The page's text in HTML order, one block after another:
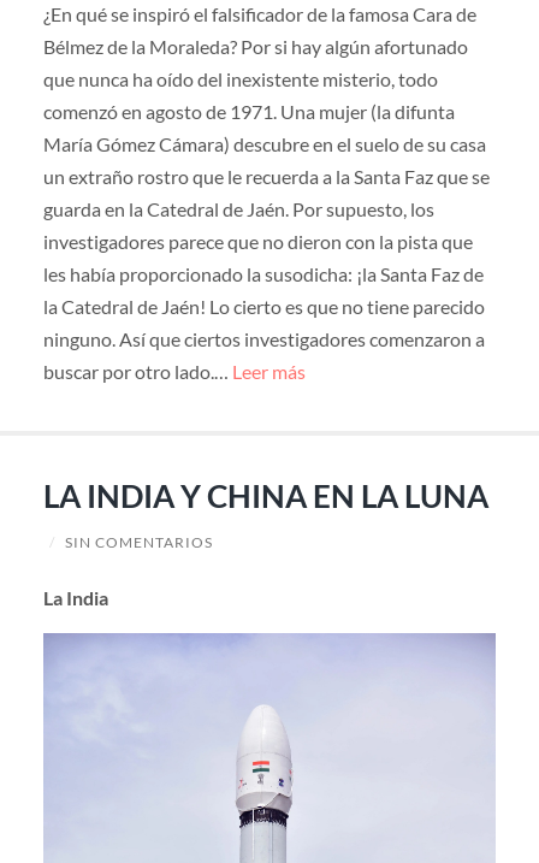
¿En qué se inspiró el falsificador de la famosa Cara de
Bélmez de la Moraleda? Por si hay algún afortunado
que nunca ha oído del inexistente misterio, todo
comenzó en agosto de 1971. Una mujer (la difunta
María Gómez Cámara) descubre en el suelo de su casa
un extraño rostro que le recuerda a la Santa Faz que se
guarda en la Catedral de Jaén. Por supuesto, los
investigadores parece que no dieron con la pista que
les había proporcionado la susodicha: ¡la Santa Faz de
la Catedral de Jaén! Lo cierto es que no tiene parecido
ninguno. Así que ciertos investigadores comenzaron a
buscar por otro lado.… Leer más
LA INDIA Y CHINA EN LA LUNA
/ SIN COMENTARIOS
La India